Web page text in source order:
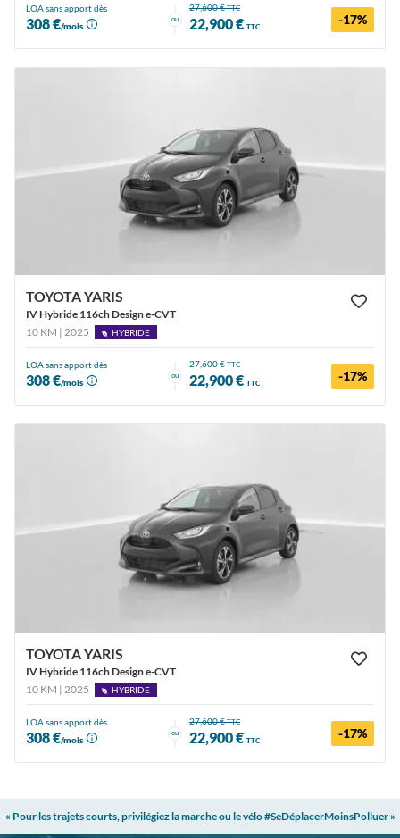
LOA sans apport dès
308 €/mois
ou
27,600 €TTC
22,900 € TTC -17%
TOYOTA YARIS
IV Hybride 116ch Design e-CVT
10 KM | 2025
HYBRIDE
LOA sans apport dès
308 €/mois
ou
27,600 €TTC
22,900 € TTC -17%
TOYOTA YARIS
IV Hybride 116ch Design e-CVT
10 KM | 2025
HYBRIDE
LOA sans apport dès
308 €/mois
ou
27,600 €TTC
22,900 € TTC -17%
« Pour les trajets courts, privilégiez la marche ou le vélo #SeDéplacerMoinsPolluer »